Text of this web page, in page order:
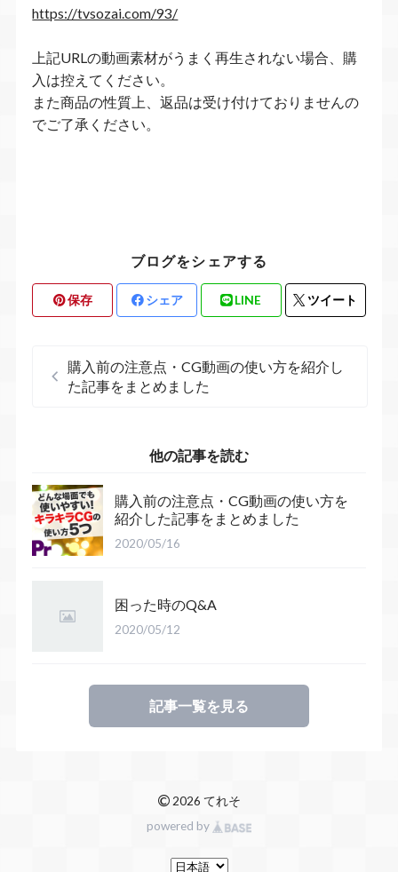
https://tvsozai.com/93/
上記URLの動画素材がうまく再生されない場合、購
入は控えてください。
また商品の性質上、返品は受け付けておりませんの
でご了承ください。
ブログをシェアする
保存 シェア LINE ツイート
購入前の注意点・CG動画の使い方を紹介し
た記事をまとめました
他の記事を読む
購入前の注意点・CG動画の使い方を
紹介した記事をまとめました
2020/05/16
困った時のQ&A
2020/05/12
記事一覧を見る
© 2026 てれそ
powered by